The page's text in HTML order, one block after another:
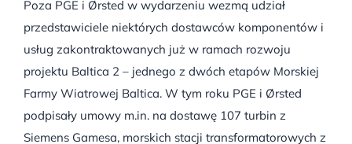
Poza PGE i Ørsted w wydarzeniu wezmą udział
przedstawiciele niektórych dostawców komponentów i
usług zakontraktowanych już w ramach rozwoju
projektu Baltica 2 – jednego z dwóch etapów Morskiej
Farmy Wiatrowej Baltica. W tym roku PGE i Ørsted
podpisały umowy m.in. na dostawę 107 turbin z
Siemens Gamesa, morskich stacji transformatorowych z